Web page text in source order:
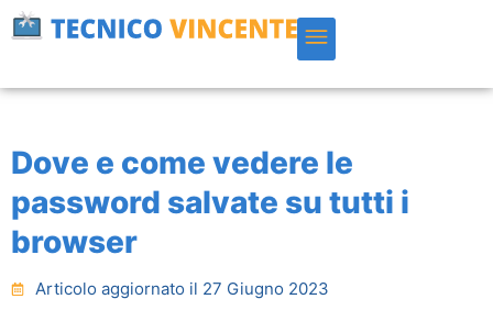
Dove e come vedere le
password salvate su tutti i
browser
Articolo aggiornato il 27 Giugno 2023